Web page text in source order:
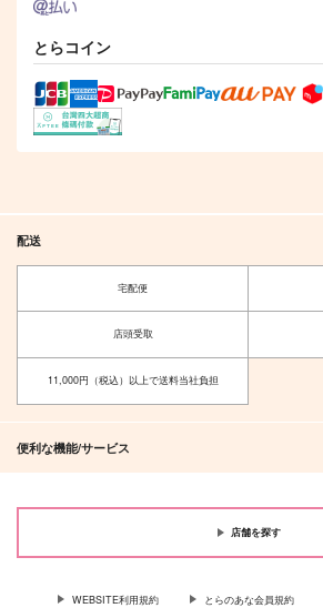
とらコイン
配送
宅配便
店頭受取
11,000円（税込）以上で送料当社負担
便利な機能/サービス
店舗を探す
WEBSITE利用規約 とらのあな会員規約